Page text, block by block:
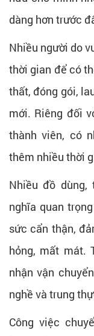
dàng hơn trước
Nhiều người do
thời gian để có
thất, đóng gói,
mới. Riêng đối
thành viên, có
thêm nhiều thời
Nhiều đồ
nghĩa quan
sức cẩn thận,
hỏng, mất mát.
nhận vận
nghề và trung
Công việc